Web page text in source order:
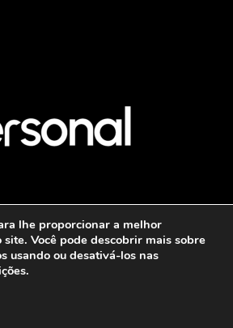
12.837.042/0001-60- Todos direitos
lhe proporcionar a melhor
Você pode descobrir mais sobre
usando ou desativá-los nas
.